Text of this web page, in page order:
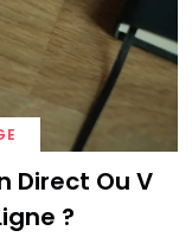
Direct Ou V
?